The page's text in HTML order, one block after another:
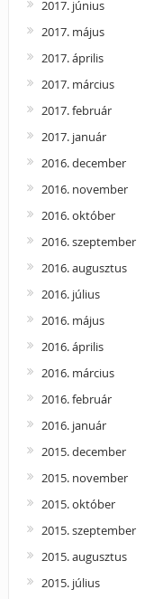
2017. június
2017. május
2017. április
2017. március
2017. február
2017. január
2016. december
2016. november
2016. október
2016. szeptember
2016. augusztus
2016. július
2016. május
2016. április
2016. március
2016. február
2016. január
2015. december
2015. november
2015. október
2015. szeptember
2015. augusztus
2015. július